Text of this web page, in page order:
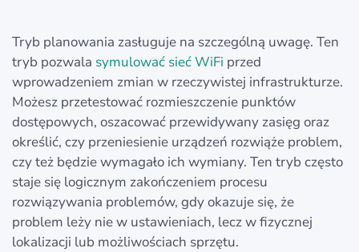
Tryb planowania zasługuje na szczególną uwagę. Ten
tryb pozwala symulować sieć WiFi przed
wprowadzeniem zmian w rzeczywistej infrastrukturze.
Możesz przetestować rozmieszczenie punktów
dostępowych, oszacować przewidywany zasięg oraz
określić, czy przeniesienie urządzeń rozwiąże problem,
czy też będzie wymagało ich wymiany. Ten tryb często
staje się logicznym zakończeniem procesu
rozwiązywania problemów, gdy okazuje się, że
problem leży nie w ustawieniach, lecz w fizycznej
lokalizacji lub możliwościach sprzętu.